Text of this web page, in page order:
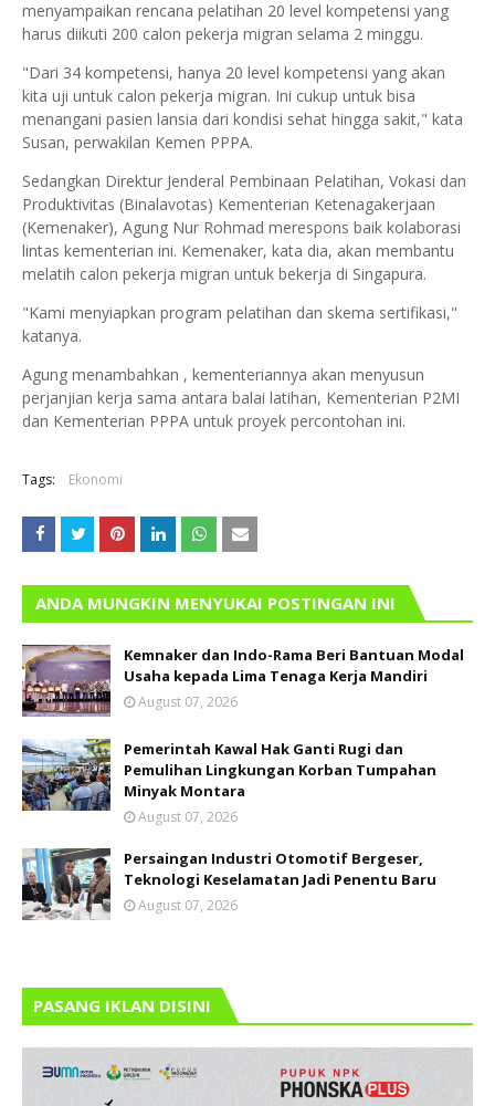
menyampaikan rencana pelatihan 20 level kompetensi yang
harus diikuti 200 calon pekerja migran selama 2 minggu.
"Dari 34 kompetensi, hanya 20 level kompetensi yang akan
kita uji untuk calon pekerja migran. Ini cukup untuk bisa
menangani pasien lansia dari kondisi sehat hingga sakit," kata
Susan, perwakilan Kemen PPPA.
Sedangkan Direktur Jenderal Pembinaan Pelatihan, Vokasi dan
Produktivitas (Binalavotas) Kementerian Ketenagakerjaan
(Kemenaker), Agung Nur Rohmad merespons baik kolaborasi
lintas kementerian ini. Kemenaker, kata dia, akan membantu
melatih calon pekerja migran untuk bekerja di Singapura.
"Kami menyiapkan program pelatihan dan skema sertifikasi,"
katanya.
Agung menambahkan , kementeriannya akan menyusun
perjanjian kerja sama antara balai latihan, Kementerian P2MI
dan Kementerian PPPA untuk proyek percontohan ini.
Tags: Ekonomi
ANDA MUNGKIN MENYUKAI POSTINGAN INI
Kemnaker dan Indo-Rama Beri Bantuan Modal
Usaha kepada Lima Tenaga Kerja Mandiri
August 07, 2026
Pemerintah Kawal Hak Ganti Rugi dan
Pemulihan Lingkungan Korban Tumpahan
Minyak Montara
August 07, 2026
Persaingan Industri Otomotif Bergeser,
Teknologi Keselamatan Jadi Penentu Baru
August 07, 2026
PASANG IKLAN DISINI